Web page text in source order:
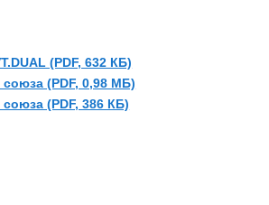
(PDF, 632 КБ)
(PDF, 0,98 МБ)
(PDF, 386 КБ)